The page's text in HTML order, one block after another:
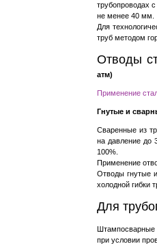
трубопроводах
не менее 40 мм.
Для
труб методом
Отводы
атм)
Применение
Гнутые и
Сваренные из
на давление до
100%.
Применение
Отводы гнутые
холодной гибки
Для
при условии